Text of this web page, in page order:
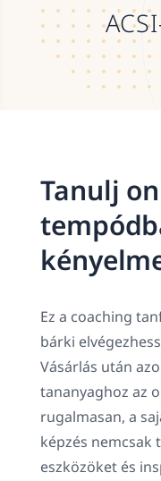
Tanulj
Ez a coaching
bárki
Vásárlás után
tananyaghoz az
rugalmasan, a
képzés nemcsak
eszközöket és